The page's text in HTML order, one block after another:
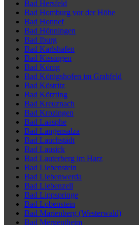
Bad Hersfeld
Bad Homburg vor der Höhe
Bad Honnef
Bad Hönningen
Bad Iburg
Bad Karlshafen
Bad Kissingen
Bad König
Bad Königshofen im Grabfeld
Bad Köstritz
Bad Kötzting
Bad Kreuznach
Bad Krozingen
Bad Laasphe
Bad Langensalza
Bad Lauchstädt
Bad Lausick
Bad Lauterberg im Harz
Bad Liebenstein
Bad Liebenwerda
Bad Liebenzell
Bad Lippspringe
Bad Lobenstein
Bad Marienberg (Westerwald)
Bad Mergentheim